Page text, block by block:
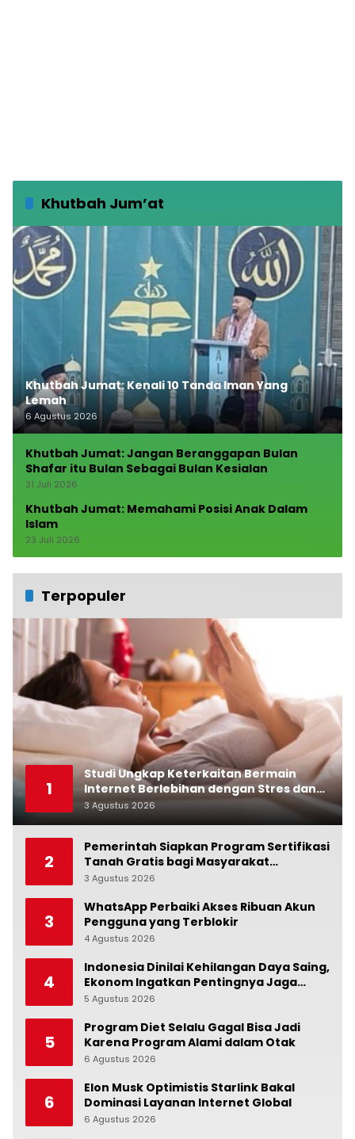
Khutbah Jum’at
Khutbah Jumat: Kenali 10 Tanda Iman Yang
Lemah
6 Agustus 2026
Khutbah Jumat: Jangan Beranggapan Bulan
Shafar itu Bulan Sebagai Bulan Kesialan
31 Juli 2026
Khutbah Jumat: Memahami Posisi Anak Dalam
Islam
23 Juli 2026
Terpopuler
1
Studi Ungkap Keterkaitan Bermain
Internet Berlebihan dengan Stres dan
Suasana Hati
3 Agustus 2026
2
Pemerintah Siapkan Program Sertifikasi
Tanah Gratis bagi Masyarakat
Berpenghasilan Rendah
3 Agustus 2026
3
WhatsApp Perbaiki Akses Ribuan Akun
Pengguna yang Terblokir
4 Agustus 2026
4
Indonesia Dinilai Kehilangan Daya Saing,
Ekonom Ingatkan Pentingnya Jaga
Independensi Bank Indonesia
5 Agustus 2026
5
Program Diet Selalu Gagal Bisa Jadi
Karena Program Alami dalam Otak
6 Agustus 2026
6
Elon Musk Optimistis Starlink Bakal
Dominasi Layanan Internet Global
6 Agustus 2026